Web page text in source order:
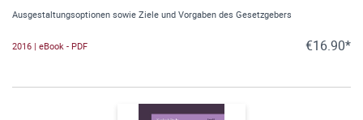
Ausgestaltungsoptionen sowie Ziele und Vorgaben des Gesetzgebers
2016 | eBook - PDF €16.90*